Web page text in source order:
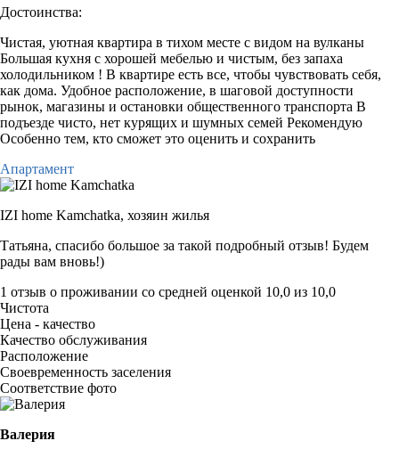
Достоинства:
Чистая, уютная квартира в тихом месте с видом на вулканы
Большая кухня с хорошей мебелью и чистым, без запаха
холодильником ! В квартире есть все, чтобы чувствовать себя,
как дома. Удобное расположение, в шаговой доступности
рынок, магазины и остановки общественного транспорта В
подъезде чисто, нет курящих и шумных семей Рекомендую
Особенно тем, кто сможет это оценить и сохранить
Апартамент
IZI home Kamchatka, хозяин жилья
Татьяна, спасибо большое за такой подробный отзыв! Будем
рады вам вновь!)
1 отзыв о проживании со средней оценкой 10,0 из 10,0
Чистота
Цена - качество
Качество обслуживания
Расположение
Своевременность заселения
Соответствие фото
Валерия